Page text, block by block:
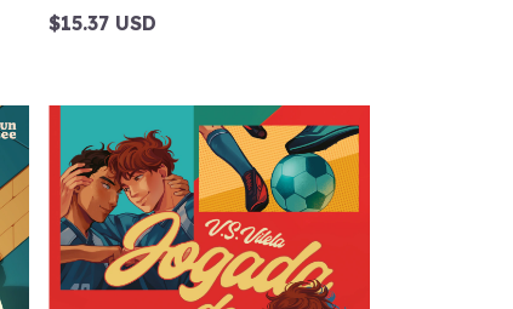
$15.37 USD